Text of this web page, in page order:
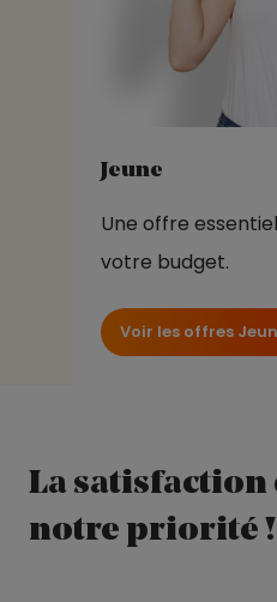
Jeune
Une offre
votre budget.
Voir les offres
La satisfaction
notre priorité !